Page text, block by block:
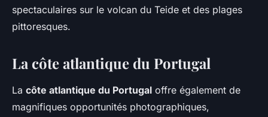
spectaculaires sur le volcan du Teide et des plages
pittoresques.
La côte atlantique du Portugal
La côte atlantique du Portugal offre également de
magnifiques opportunités photographiques,